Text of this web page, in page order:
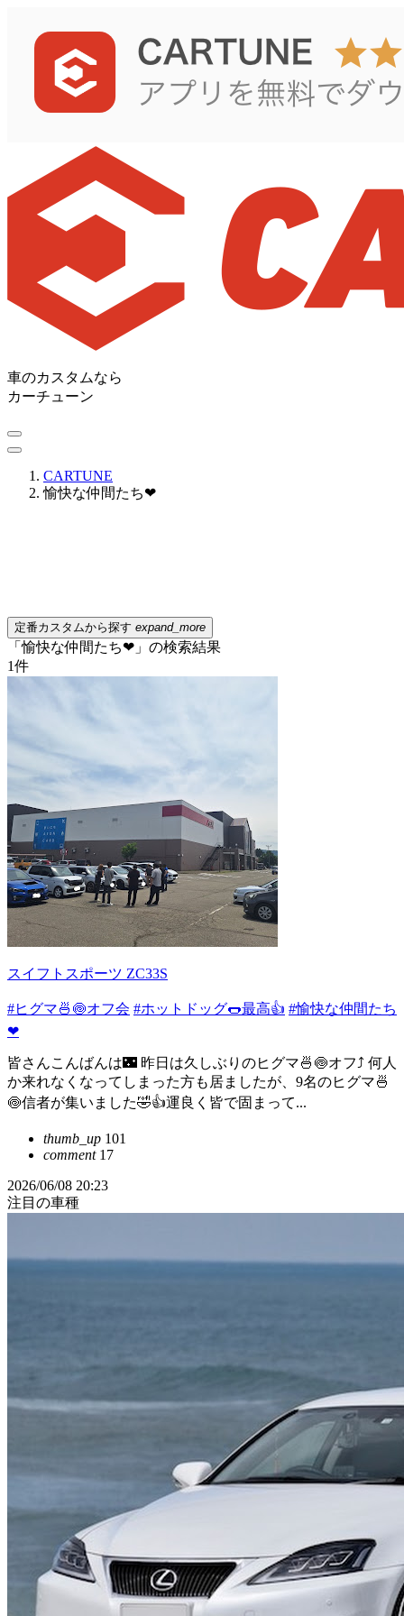
車のカスタムなら
カーチューン
CARTUNE
愉快な仲間たち❤
定番カスタムから探す expand_more
「愉快な仲間たち❤」の検索結果
1件
スイフトスポーツ ZC33S
#ヒグマ🍜🍥オフ会 #ホットドッグ🌭最高👍 #愉快な仲間たち
❤
皆さんこんばんは🌃 昨日は久しぶりのヒグマ🍜🍥オフ⤴️ 何人
か来れなくなってしまった方も居ましたが、9名のヒグマ🍜
🍥信者が集いました🤣👍運良く皆で固まって...
thumb_up 101
comment17
2026/06/08 20:23
注目の車種